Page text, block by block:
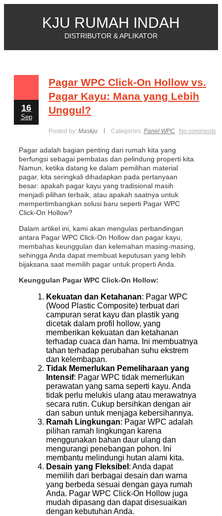
KJU RUMAH INDAH
DISTRIBUTOR & APLIKATOR
16
Sep
Pagar WPC Click-On Hollow vs.
Pagar Kayu: Mana yang Lebih
Unggul?
Posted by: Maskju Categories: Panel WPC No comments
Pagar adalah bagian penting dari rumah kita yang
berfungsi sebagai pembatas dan pelindung properti kita.
Namun, ketika datang ke dalam pemilihan material
pagar, kita seringkali dihadapkan pada pertanyaan
besar: apakah pagar kayu yang tradisional masih
menjadi pilihan terbaik, atau apakah saatnya untuk
mempertimbangkan solusi baru seperti Pagar WPC
Click-On Hollow?
Dalam artikel ini, kami akan mengulas perbandingan
antara Pagar WPC Click-On Hollow dan pagar kayu,
membahas keunggulan dan kelemahan masing-masing,
sehingga Anda dapat membuat keputusan yang lebih
bijaksana saat memilih pagar untuk properti Anda.
Keunggulan Pagar WPC Click-On Hollow:
Kekuatan dan Ketahanan: Pagar WPC
(Wood Plastic Composite) terbuat dari
campuran serat kayu dan plastik yang
dicetak dalam profil hollow, yang
memberikan kekuatan dan ketahanan
terhadap cuaca dan hama. Ini membuatnya
tahan terhadap perubahan suhu ekstrem
dan kelembapan.
Tidak Memerlukan Pemeliharaan yang
Intensif: Pagar WPC tidak memerlukan
perawatan yang sama seperti kayu. Anda
tidak perlu melukis ulang atau merawatnya
secara rutin. Cukup bersihkan dengan air
dan sabun untuk menjaga kebersihannya.
Ramah Lingkungan: Pagar WPC adalah
pilihan ramah lingkungan karena
menggunakan bahan daur ulang dan
mengurangi penebangan pohon. Ini
membantu melindungi hutan alami kita.
Desain yang Fleksibel : Anda dapat
memilih dari berbagai desain dan warna
yang berbeda sesuai dengan gaya rumah
Anda. Pagar WPC Click-On Hollow juga
mudah dipasang dan dapat disesuaikan
dengan kebutuhan Anda.